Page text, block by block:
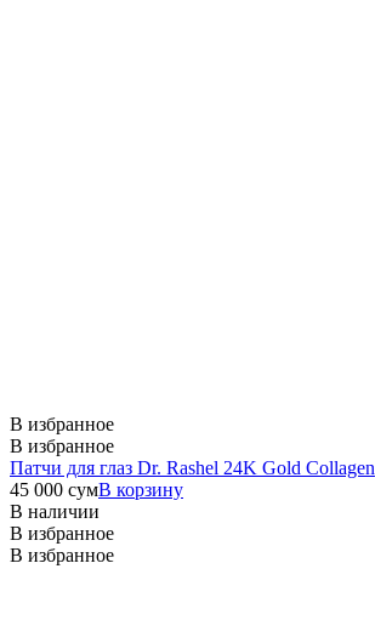
В избранное
В избранное
Патчи для глаз Dr. Rashel 24K Gold Collagen
45 000 сумВ корзину
В наличии
В избранное
В избранное